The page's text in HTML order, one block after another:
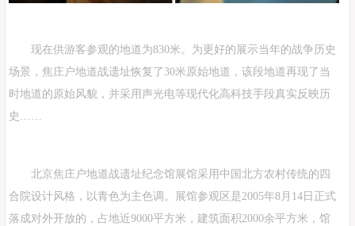
现在供游客参观的地道为830米。为更好的展示当年的战争历史
场景，焦庄户地道战遗址恢复了30米原始地道，该段地道再现了当
时地道的原始风貌，并采用声光电等现代化高科技手段真实反映历
史……
北京焦庄户地道战遗址纪念馆展馆采用中国北方农村传统的四
合院设计风格，以青色为主色调。展馆参观区是2005年8月14日正式
落成对外开放的，占地近9000平方米，建筑面积2000余平方米，馆